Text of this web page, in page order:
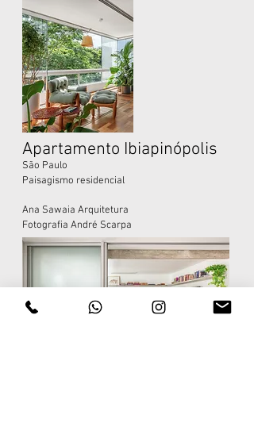
Apartamento Ibiapinópolis
São Paulo
Paisagismo residencial
Ana Sawaia Arquitetura
Fotografia André Scarpa